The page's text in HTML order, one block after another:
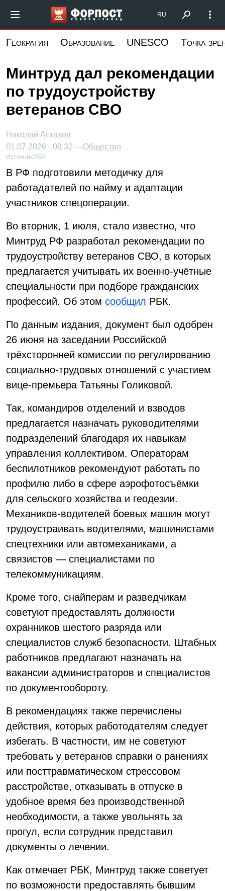
основному
Форпост Северо-Запад
RU
Геократия Образование UNESCO Точка
Минтруд дал рекомендации
по трудоустройству
ветеранов СВО
Николай Астахов
01.07.2026 - 09:32 —Общество
Источник: РБК
В РФ подготовили методичку для
работадателей по найму и адаптации
участников спецоперации.
Во вторник, 1 июля, стало известно, что
Минтруд РФ разработал рекомендации по
трудоустройству ветеранов СВО, в которых
предлагается учитывать их военно-учётные
специальности при подборе гражданских
профессий. Об этом сообщил РБК.
По данным издания, документ был одобрен
26 июня на заседании Российской
трёхсторонней комиссии по регулированию
социально-трудовых отношений с участием
вице-премьера Татьяны Голиковой.
Так, командиров отделений и взводов
предлагается назначать руководителями
подразделений благодаря их навыкам
управления коллективом. Операторам
беспилотников рекомендуют работать по
профилю либо в сфере аэрофотосъёмки
для сельского хозяйства и геодезии.
Механиков-водителей боевых машин могут
трудоустраивать водителями, машинистами
спецтехники или автомеханиками, а
связистов — специалистами по
телекоммуникациям.
Кроме того, снайперам и разведчикам
советуют предоставлять должности
охранников шестого разряда или
специалистов служб безопасности. Штабных
работников предлагают назначать на
вакансии администраторов и специалистов
по документообороту.
В рекомендациях также перечислены
действия, которых работодателям следует
избегать. В частности, им не советуют
требовать у ветеранов справки о ранениях
или посттравматическом стрессовом
расстройстве, отказывать в отпуске в
удобное время без производственной
необходимости, а также увольнять за
прогул, если сотрудник представил
документы о лечении.
Как отмечает РБК, Минтруд также советует
по возможности предоставлять бывшим